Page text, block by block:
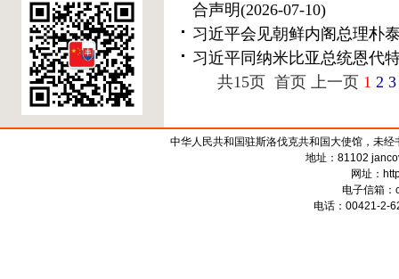
合声明(2026-07-10)
习近平会见朝鲜内阁总理朴
习近平同纳米比亚总统恩代
共15页 首页 上一页 1 2 3
中华人民共和国驻斯洛伐克共和国大使馆，未
地址：81102
网址：
电子信箱：
电话：00421-2-